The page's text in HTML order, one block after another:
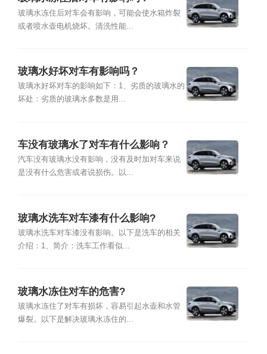
玻璃水冻住后对车会有影响，可能会使水箱炸裂
或者喷水壶电机烧坏。清洗性能...
玻璃水好坏对车有影响吗？
玻璃水好坏对车的影响如下：1、劣质的玻璃水的
坏处：劣质的玻璃水多数是用...
车没有玻璃水了对车有什么影响？
汽车没有玻璃水没有影响，没有及时加对车来说
是没有什么危害或者说损伤。以...
玻璃水洗车对车漆有什么影响?
玻璃水洗车对车漆没有影响。以下是洗车的相关
介绍：1、简介：洗车工作看似...
玻璃水冻住对车的危害?
玻璃水冻住了对车有损坏，容易引起水壶和水管
爆裂。以下是解决玻璃水冻住的...